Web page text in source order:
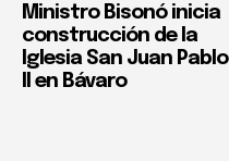
Ministro Bisonó inicia
construcción de la
Iglesia San Juan Pablo
II en Bávaro